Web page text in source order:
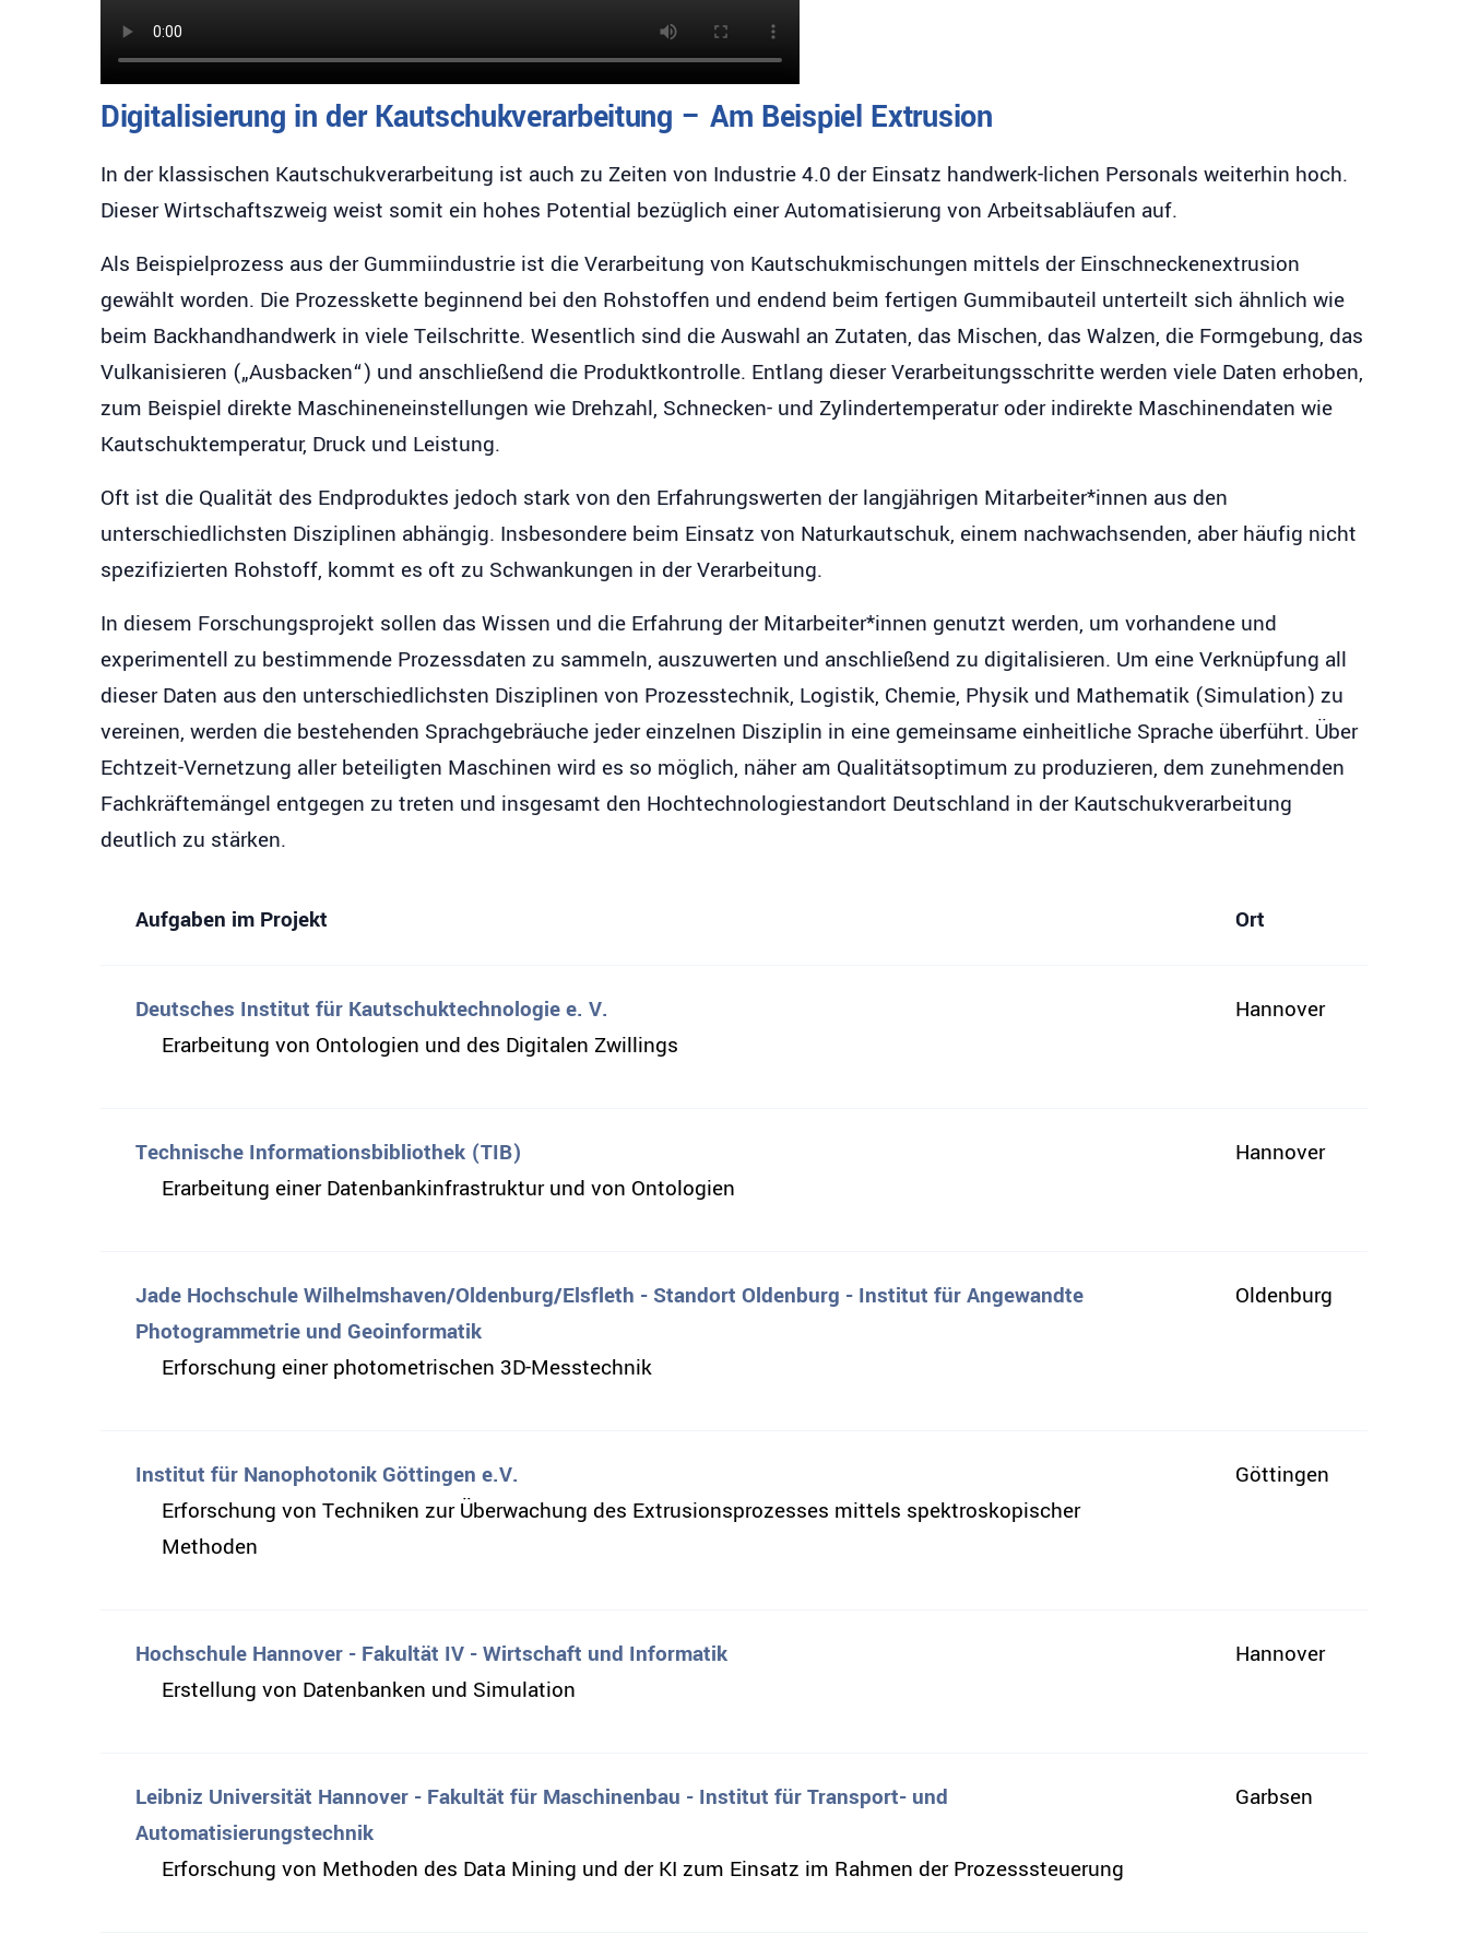
Digitalisierung in der Kautschukverarbeitung – Am Beispiel Extrusion
In der klassischen Kautschukverarbeitung ist auch zu Zeiten von Industrie 4.0 der Einsatz handwerk-lichen Personals weiterhin hoch.
Dieser Wirtschaftszweig weist somit ein hohes Potential bezüglich einer Automatisierung von Arbeitsabläufen auf.
Als Beispielprozess aus der Gummiindustrie ist die Verarbeitung von Kautschukmischungen mittels der Einschneckenextrusion
gewählt worden. Die Prozesskette beginnend bei den Rohstoffen und endend beim fertigen Gummibauteil unterteilt sich ähnlich wie
beim Backhandhandwerk in viele Teilschritte. Wesentlich sind die Auswahl an Zutaten, das Mischen, das Walzen, die Formgebung, das
Vulkanisieren („Ausbacken“) und anschließend die Produktkontrolle. Entlang dieser Verarbeitungsschritte werden viele Daten erhoben,
zum Beispiel direkte Maschineneinstellungen wie Drehzahl, Schnecken- und Zylindertemperatur oder indirekte Maschinendaten wie
Kautschuktemperatur, Druck und Leistung.
Oft ist die Qualität des Endproduktes jedoch stark von den Erfahrungswerten der langjährigen Mitarbeiter*innen aus den
unterschiedlichsten Disziplinen abhängig. Insbesondere beim Einsatz von Naturkautschuk, einem nachwachsenden, aber häufig nicht
spezifizierten Rohstoff, kommt es oft zu Schwankungen in der Verarbeitung.
In diesem Forschungsprojekt sollen das Wissen und die Erfahrung der Mitarbeiter*innen genutzt werden, um vorhandene und
experimentell zu bestimmende Prozessdaten zu sammeln, auszuwerten und anschließend zu digitalisieren. Um eine Verknüpfung all
dieser Daten aus den unterschiedlichsten Disziplinen von Prozesstechnik, Logistik, Chemie, Physik und Mathematik (Simulation) zu
vereinen, werden die bestehenden Sprachgebräuche jeder einzelnen Disziplin in eine gemeinsame einheitliche Sprache überführt. Über
Echtzeit-Vernetzung aller beteiligten Maschinen wird es so möglich, näher am Qualitätsoptimum zu produzieren, dem zunehmenden
Fachkräftemängel entgegen zu treten und insgesamt den Hochtechnologiestandort Deutschland in der Kautschukverarbeitung
deutlich zu stärken.
Aufgaben im Projekt Ort
Deutsches Institut für Kautschuktechnologie e. V.
Erarbeitung von Ontologien und des Digitalen Zwillings
Hannover
Technische Informationsbibliothek (TIB)
Erarbeitung einer Datenbankinfrastruktur und von Ontologien
Hannover
Jade Hochschule Wilhelmshaven/Oldenburg/Elsfleth - Standort Oldenburg - Institut für Angewandte
Photogrammetrie und Geoinformatik
Erforschung einer photometrischen 3D-Messtechnik
Oldenburg
Institut für Nanophotonik Göttingen e.V.
Erforschung von Techniken zur Überwachung des Extrusionsprozesses mittels spektroskopischer
Methoden
Göttingen
Hochschule Hannover - Fakultät IV - Wirtschaft und Informatik
Erstellung von Datenbanken und Simulation
Hannover
Leibniz Universität Hannover - Fakultät für Maschinenbau - Institut für Transport- und
Automatisierungstechnik
Erforschung von Methoden des Data Mining und der KI zum Einsatz im Rahmen der Prozesssteuerung
Garbsen